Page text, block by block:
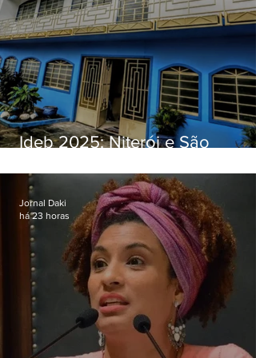
Ideb 2025: Niterói e São
distintos no ensino médio; veja
Jornal Daki
há 23 horas